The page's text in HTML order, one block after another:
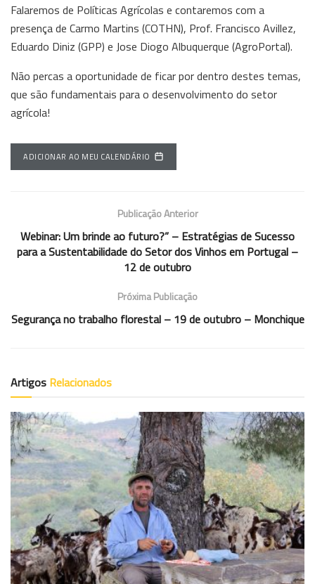
Falaremos de Políticas Agrícolas e contaremos com a
presença de Carmo Martins (COTHN), Prof. Francisco Avillez,
Eduardo Diniz (GPP) e Jose Diogo Albuquerque (AgroPortal).
Não percas a oportunidade de ficar por dentro destes temas,
que são fundamentais para o desenvolvimento do setor
agrícola!
ADICIONAR AO MEU CALENDÁRIO
Publicação Anterior
Webinar: Um brinde ao futuro?” – Estratégias de Sucesso
para a Sustentabilidade do Setor dos Vinhos em Portugal –
12 de outubro
Próxima Publicação
Segurança no trabalho florestal – 19 de outubro – Monchique
Artigos Relacionados